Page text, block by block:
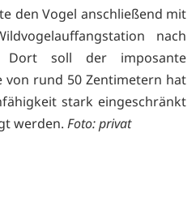
den Vogel anschließend mit
nach
Dort soll der imposante
von rund 50 Zentimetern hat
stark eingeschränkt
werden. Foto: privat